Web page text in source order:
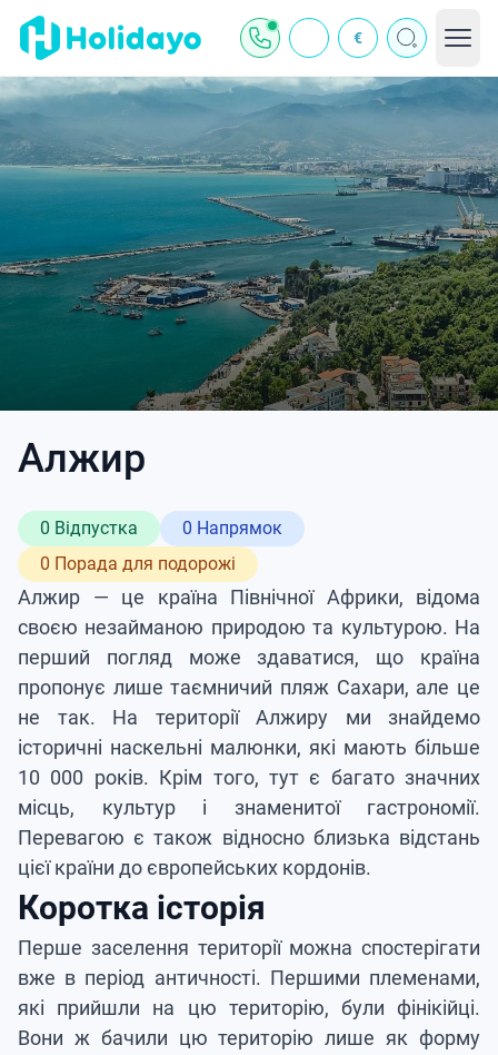
€
Алжир
0 Відпустка
0 Напрямок
0 Порада для подорожі
Алжир — це країна Північної Африки, відома
своєю незайманою природою та культурою. На
перший погляд може здаватися, що країна
пропонує лише таємничий пляж Сахари, але це
не так. На території Алжиру ми знайдемо
історичні наскельні малюнки, які мають більше
10 000 років. Крім того, тут є багато значних
місць, культур і знаменитої гастрономії.
Перевагою є також відносно близька відстань
цієї країни до європейських кордонів.
Коротка історія
Перше заселення території можна спостерігати
вже в період античності. Першими племенами,
які прийшли на цю територію, були фінікійці.
Вони ж бачили цю територію лише як форму